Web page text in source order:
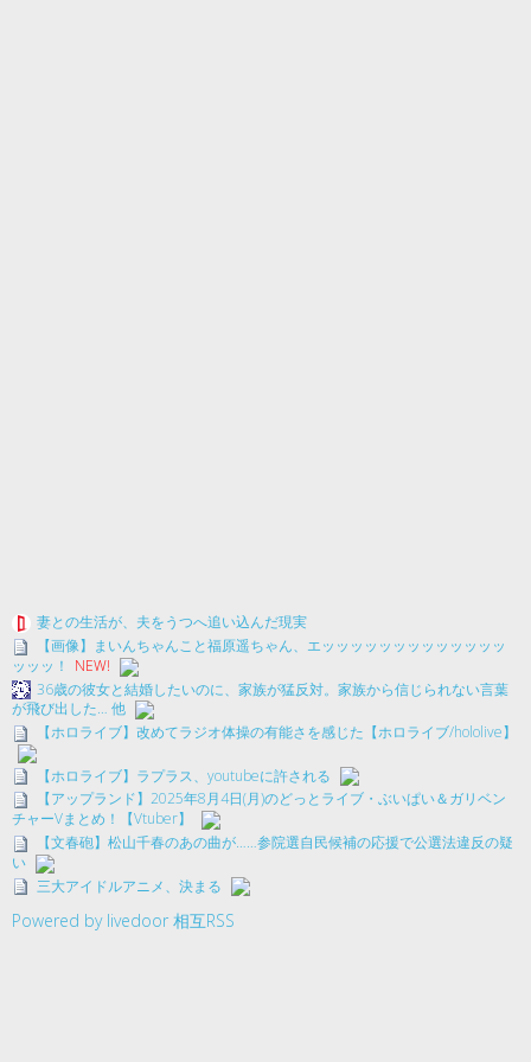
妻との生活が、夫をうつへ追い込んだ現実
【画像】まいんちゃんこと福原遥ちゃん、エッッッッッッッッッッッッッ
ッッッ！
NEW!
36歳の彼女と結婚したいのに、家族が猛反対。家族から信じられない言葉
が飛び出した… 他
【ホロライブ】改めてラジオ体操の有能さを感じた【ホロライブ/hololive】
【ホロライブ】ラプラス、youtubeに許される
【アップランド】2025年8月4日(月)のどっとライブ・ぶいぱい＆ガリベン
チャーVまとめ！【Vtuber】
【文春砲】松山千春のあの曲が……参院選自民候補の応援で公選法違反の疑
い
三大アイドルアニメ、決まる
Powered by livedoor 相互RSS